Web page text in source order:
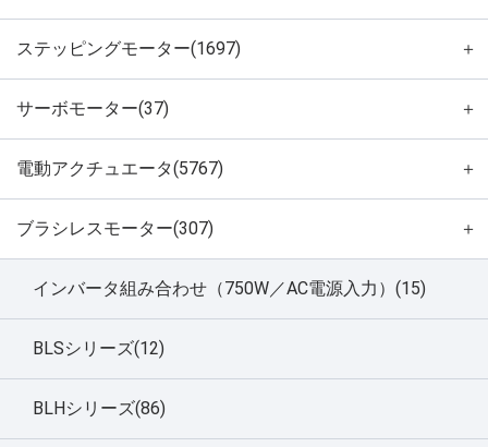
ステッピングモーター(1697) ＋
サーボモーター(37) ＋
電動アクチュエータ(5767) ＋
ブラシレスモーター(307) ＋
インバータ組み合わせ（750W／AC電源入力）(15)
BLSシリーズ(12)
BLHシリーズ(86)